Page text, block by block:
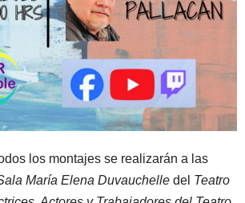
los montajes se realizarán a las
María Elena Duvauchelle del Teatro